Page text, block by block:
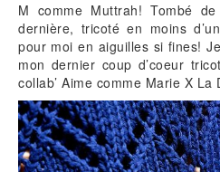
M comme Muttrah! Tombé
dernière, tricoté en moins
pour moi en aiguilles si fines!
mon dernier coup d’coeur
collab’ Aime comme Marie X La